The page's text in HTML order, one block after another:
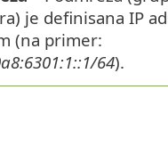
je definisana IP
(na primer:
64).